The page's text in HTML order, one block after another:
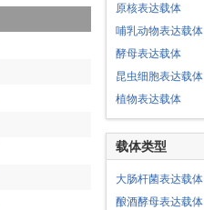
原核表达载体
哺乳动物表达载体
酵母表达载体
昆虫细胞表达载体
植物表达载体
载体类型
大肠杆菌表达载体
酿酒酵母表达载体